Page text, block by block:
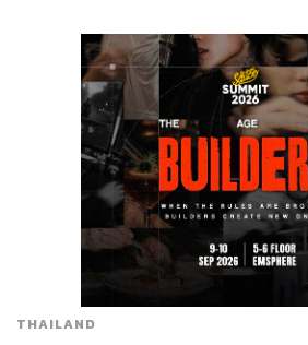
THAILAND